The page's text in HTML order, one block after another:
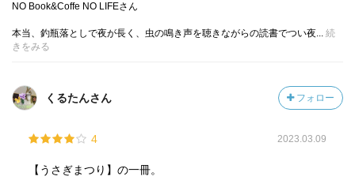
NO Book&Coffe NO LIFEさん
本当、釣瓶落としで夜が長く、虫の鳴き声を聴きながらの読書でつい夜... 続
きをみる
くるたんさん フォロー
4 2023.03.09
【うさぎまつり】の一冊。